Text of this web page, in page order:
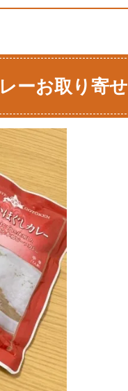
ーお取り寄せ